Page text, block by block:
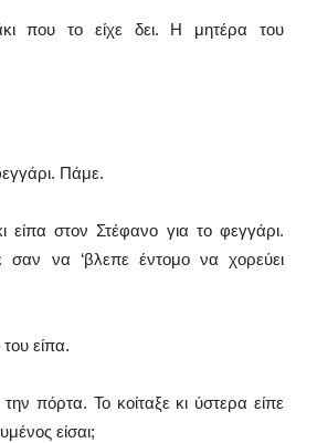
που το είχε δει. Η μητέρα του
Πάμε.
είπα στον Στέφανο για το φεγγάρι.
σαν να ‘βλεπε έντομο να χορεύει
είπα.
πόρτα. Το κοίταξε κι ύστερα είπε
είσαι;